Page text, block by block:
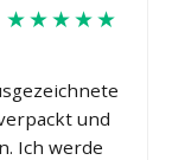
★★★★★
und
Ich werde